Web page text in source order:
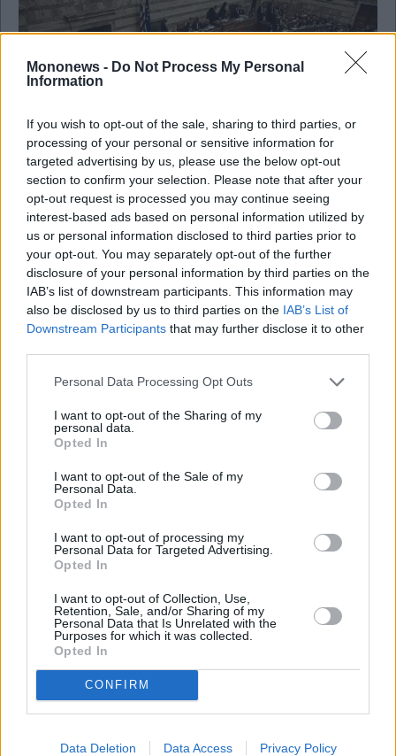
Mononews - Do Not Process My Personal
Information
If you wish to opt-out of the sale, sharing to third parties, or
processing of your personal or sensitive information for
targeted advertising by us, please use the below opt-out
section to confirm your selection. Please note that after your
opt-out request is processed you may continue seeing
interest-based ads based on personal information utilized by
us or personal information disclosed to third parties prior to
your opt-out. You may separately opt-out of the further
disclosure of your personal information by third parties on the
IAB’s list of downstream participants. This information may
also be disclosed by us to third parties on the IAB’s List of
Downstream Participants that may further disclose it to other
Personal Data Processing Opt Outs
I want to opt-out of the Sharing of my
personal data.
Opted In
I want to opt-out of the Sale of my
Personal Data.
Opted In
I want to opt-out of processing my
Personal Data for Targeted Advertising.
Opted In
I want to opt-out of Collection, Use,
Retention, Sale, and/or Sharing of my
Personal Data that Is Unrelated with the
Purposes for which it was collected.
Opted In
CONFIRM
Data Deletion Data Access Privacy Policy
Οικονομία
Αναδρομικά και σε βουλευτές: Με την
τροπολογία παίρνουν και οι ίδιοι 24.000 ευρώ-
Τι απαντά ο Βούτσης
Οικονομία
«Βόμβα» Μητρόπουλου: Τροπολογία «Δούρειος
διεκδίκησή τους